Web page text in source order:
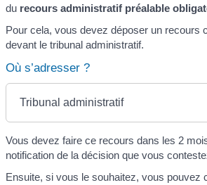
du recours administratif préalable
Pour cela, vous devez déposer un recours
devant le tribunal administratif.
Où s’adresser ?
Tribunal administratif
Vous devez faire ce recours dans les 2
notification de la décision que vous
Ensuite, si vous le souhaitez, vous pouvez